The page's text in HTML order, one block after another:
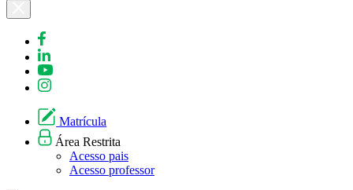
Matrícula
Área Restrita
Acesso pais
Acesso professor